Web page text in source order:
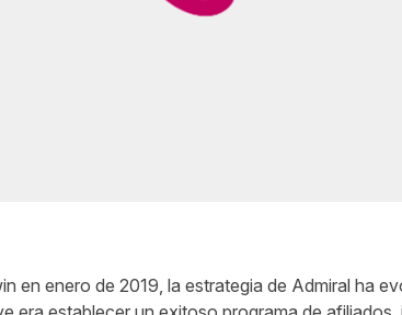
en enero de 2019, la estrategia de Admiral ha